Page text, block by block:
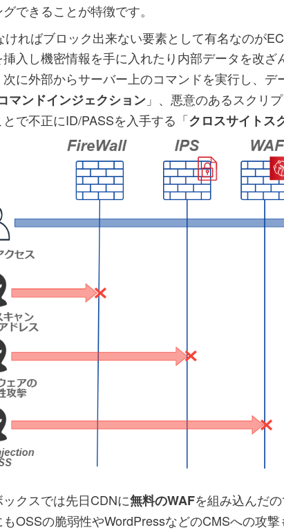
できることが特徴です。
ければブロック出来ない要素として有名なのが
入し機密情報を手に入れたり内部データを改ざ
次に外部からサーバー上のコマンドを実行し、
マンドインジェクション 」、悪意のあるスクリ
で不正にID/PASSを入手する「クロスサイトス
クスでは先日CDNに無料のWAFを組み込んだ
OSSの脆弱性やWordPressなどのCMSへの攻撃